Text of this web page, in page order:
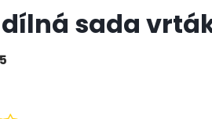
sada